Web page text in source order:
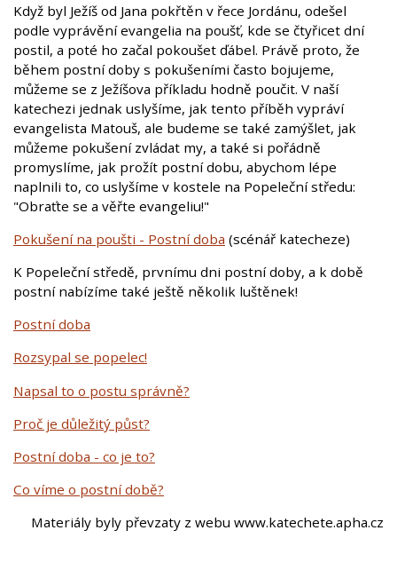
Když byl Ježíš od Jana pokřtěn v řece Jordánu, odešel
podle vyprávění evangelia na poušť, kde se čtyřicet dní
postil, a poté ho začal pokoušet ďábel. Právě proto, že
během postní doby s pokušeními často bojujeme,
můžeme se z Ježíšova příkladu hodně poučit. V naší
katechezi jednak uslyšíme, jak tento příběh vypráví
evangelista Matouš, ale budeme se také zamýšlet, jak
můžeme pokušení zvládat my, a také si pořádně
promyslíme, jak prožít postní dobu, abychom lépe
naplnili to, co uslyšíme v kostele na Popeleční středu:
"Obraťte se a věřte evangeliu!"
Pokušení na poušti - Postní doba (scénář katecheze)
K Popeleční středě, prvnímu dni postní doby, a k době
postní nabízíme také ještě několik luštěnek!
Postní doba
Rozsypal se popelec!
Napsal to o postu správně?
Proč je důležitý půst?
Postní doba - co je to?
Co víme o postní době?
Materiály byly převzaty z webu www.katechete.apha.cz